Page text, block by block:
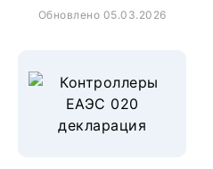
Обновлено 05.03.2026